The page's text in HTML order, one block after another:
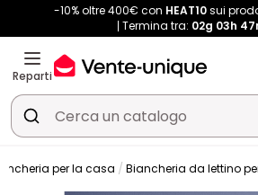
-10% oltre 400€ con HEAT10sui
Termina tra: 02g 03h
Reparti
per la casa Biancheria da lettino